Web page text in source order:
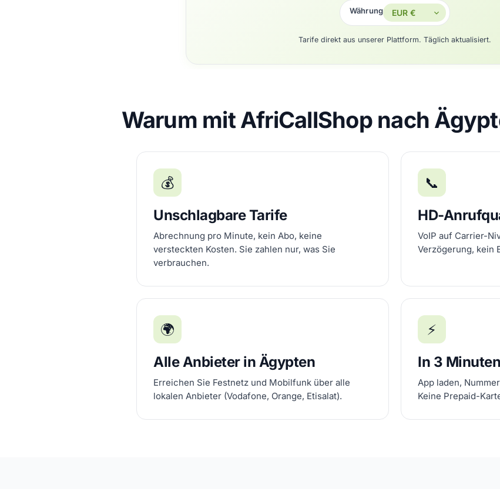
Währung
Tarife direkt aus unserer Plattform. Täglich aktualisiert.
Warum mit AfriCallShop nach
💰
Unschlagbare Tarife
Abrechnung pro Minute, kein Abo, keine
versteckten Kosten. Sie zahlen nur, was Sie
verbrauchen.
📞
HD-
VoIP auf Carrier-
Verzögerung, kein
🌍
Alle Anbieter in Ägypten
Erreichen Sie Festnetz und Mobilfunk über alle
lokalen Anbieter (Vodafone, Orange, Etisalat).
⚡
In 3
App laden,
Keine Prepaid-